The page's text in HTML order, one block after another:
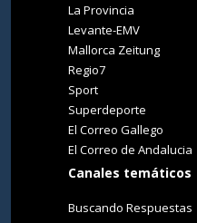
La Provincia
Levante-EMV
Mallorca Zeitung
Regio7
Sport
Superdeporte
El Correo Gallego
El Correo de Andalucia
Canales temáticos
Buscando Respuestas